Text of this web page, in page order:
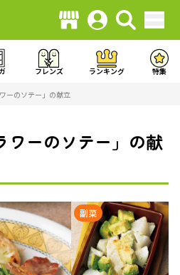
フレンズ ランキング 特集
ーのソテー」の献立
ワーのソテー」の献
副菜